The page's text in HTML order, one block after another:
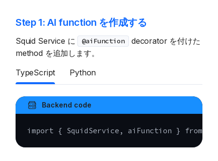
Step 1: AI function を作成する
Squid Service に @aiFunction
decorator を付けた
method を追加します。
TypeScript
Python
Backend code
import { SquidService , aiFunction } from